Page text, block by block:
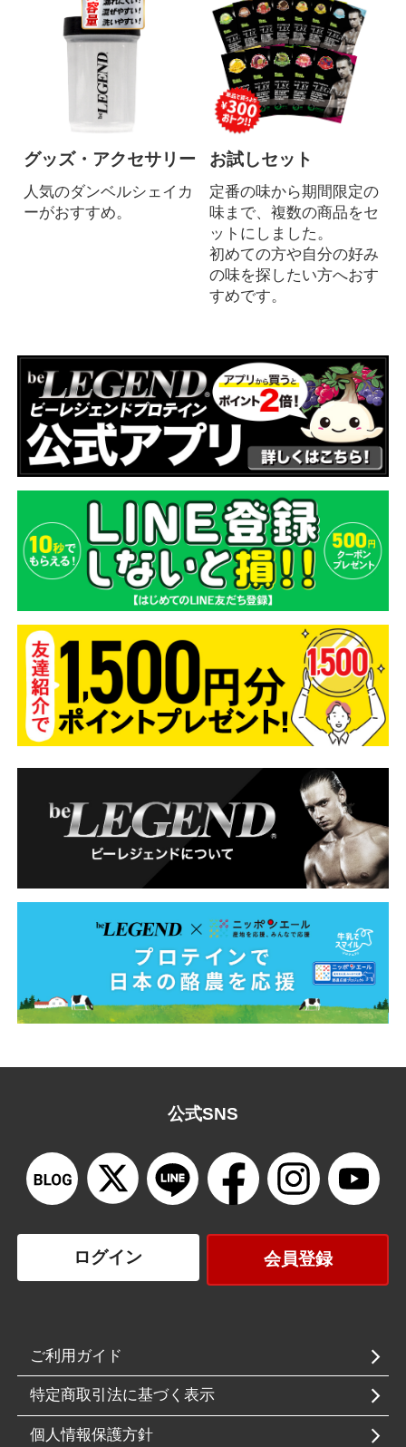
グッズ・アクセサリー
人気のダンベルシェイカ
ーがおすすめ。
お試しセット
定番の味から期間限定の
味まで、複数の商品をセ
ットにしました。
初めての方や自分の好み
の味を探したい方へおす
すめです。
公式SNS
ログイン 会員登録
ご利用ガイド
特定商取引法に基づく表示
個人情報保護方針